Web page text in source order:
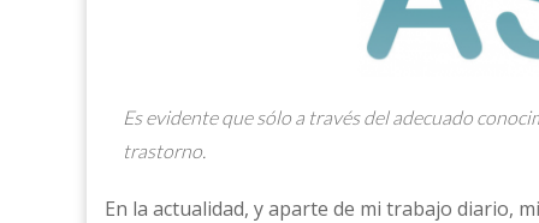
Es evidente que sólo a través del adecuado
trastorno.
En la actualidad, y aparte de mi trabajo diario,